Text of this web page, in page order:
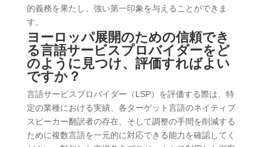
的義務を果たし、強い第一印象を与えることができま
す。
ヨーロッパ展開のための信頼でき
る言語サービスプロバイダーをど
のように見つけ、評価すればよい
ですか？
言語サービスプロバイダー（LSP）を評価する際は、特
定の業種における実績、各ターゲット言語のネイティブ
スピーカー翻訳者の存在、そして調整の手間を削減する
ために複数言語を一元的に対応できる能力を確認してく